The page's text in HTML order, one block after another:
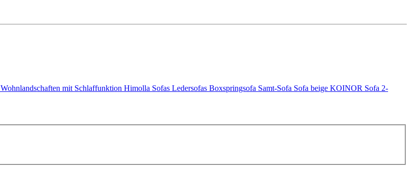
Wohnlandschaften mit Schlaffunktion Himolla Sofas Ledersofas Boxspringsofa Samt-Sofa Sofa beige KOINOR Sofa 2-